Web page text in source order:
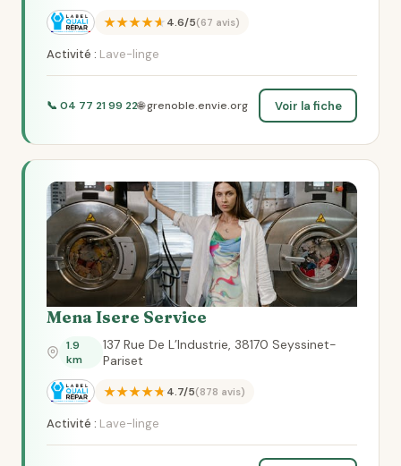
★★★★★4.6/5(67 avis)
Activité : Lave-linge
📞 04 77 21 99 22🌐 grenoble.envie.org Voir la fiche
Mena Isere Service
1.9
km
137 Rue De L’Industrie, 38170 Seyssinet-
Pariset
★★★★★4.7/5(878 avis)
Activité : Lave-linge